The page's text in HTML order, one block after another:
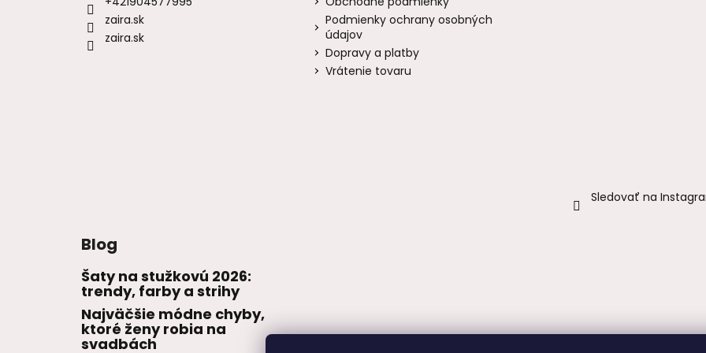
zaira.sk
zaira.sk
Podmienky ochrany osobných
údajov
Dopravy a platby
Vrátenie tovaru
Sledovať na
Blog
Šaty na stužkovú 2026:
trendy, farby a strihy
Najväčšie módne chyby,
ktoré ženy robia na
svadbách